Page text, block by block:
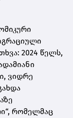
2024 წელს,
ვიდრე
რომელმაც